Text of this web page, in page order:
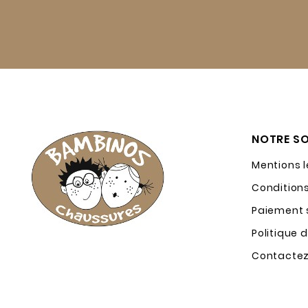
NOTRE
Mentions
Paiement
Politique